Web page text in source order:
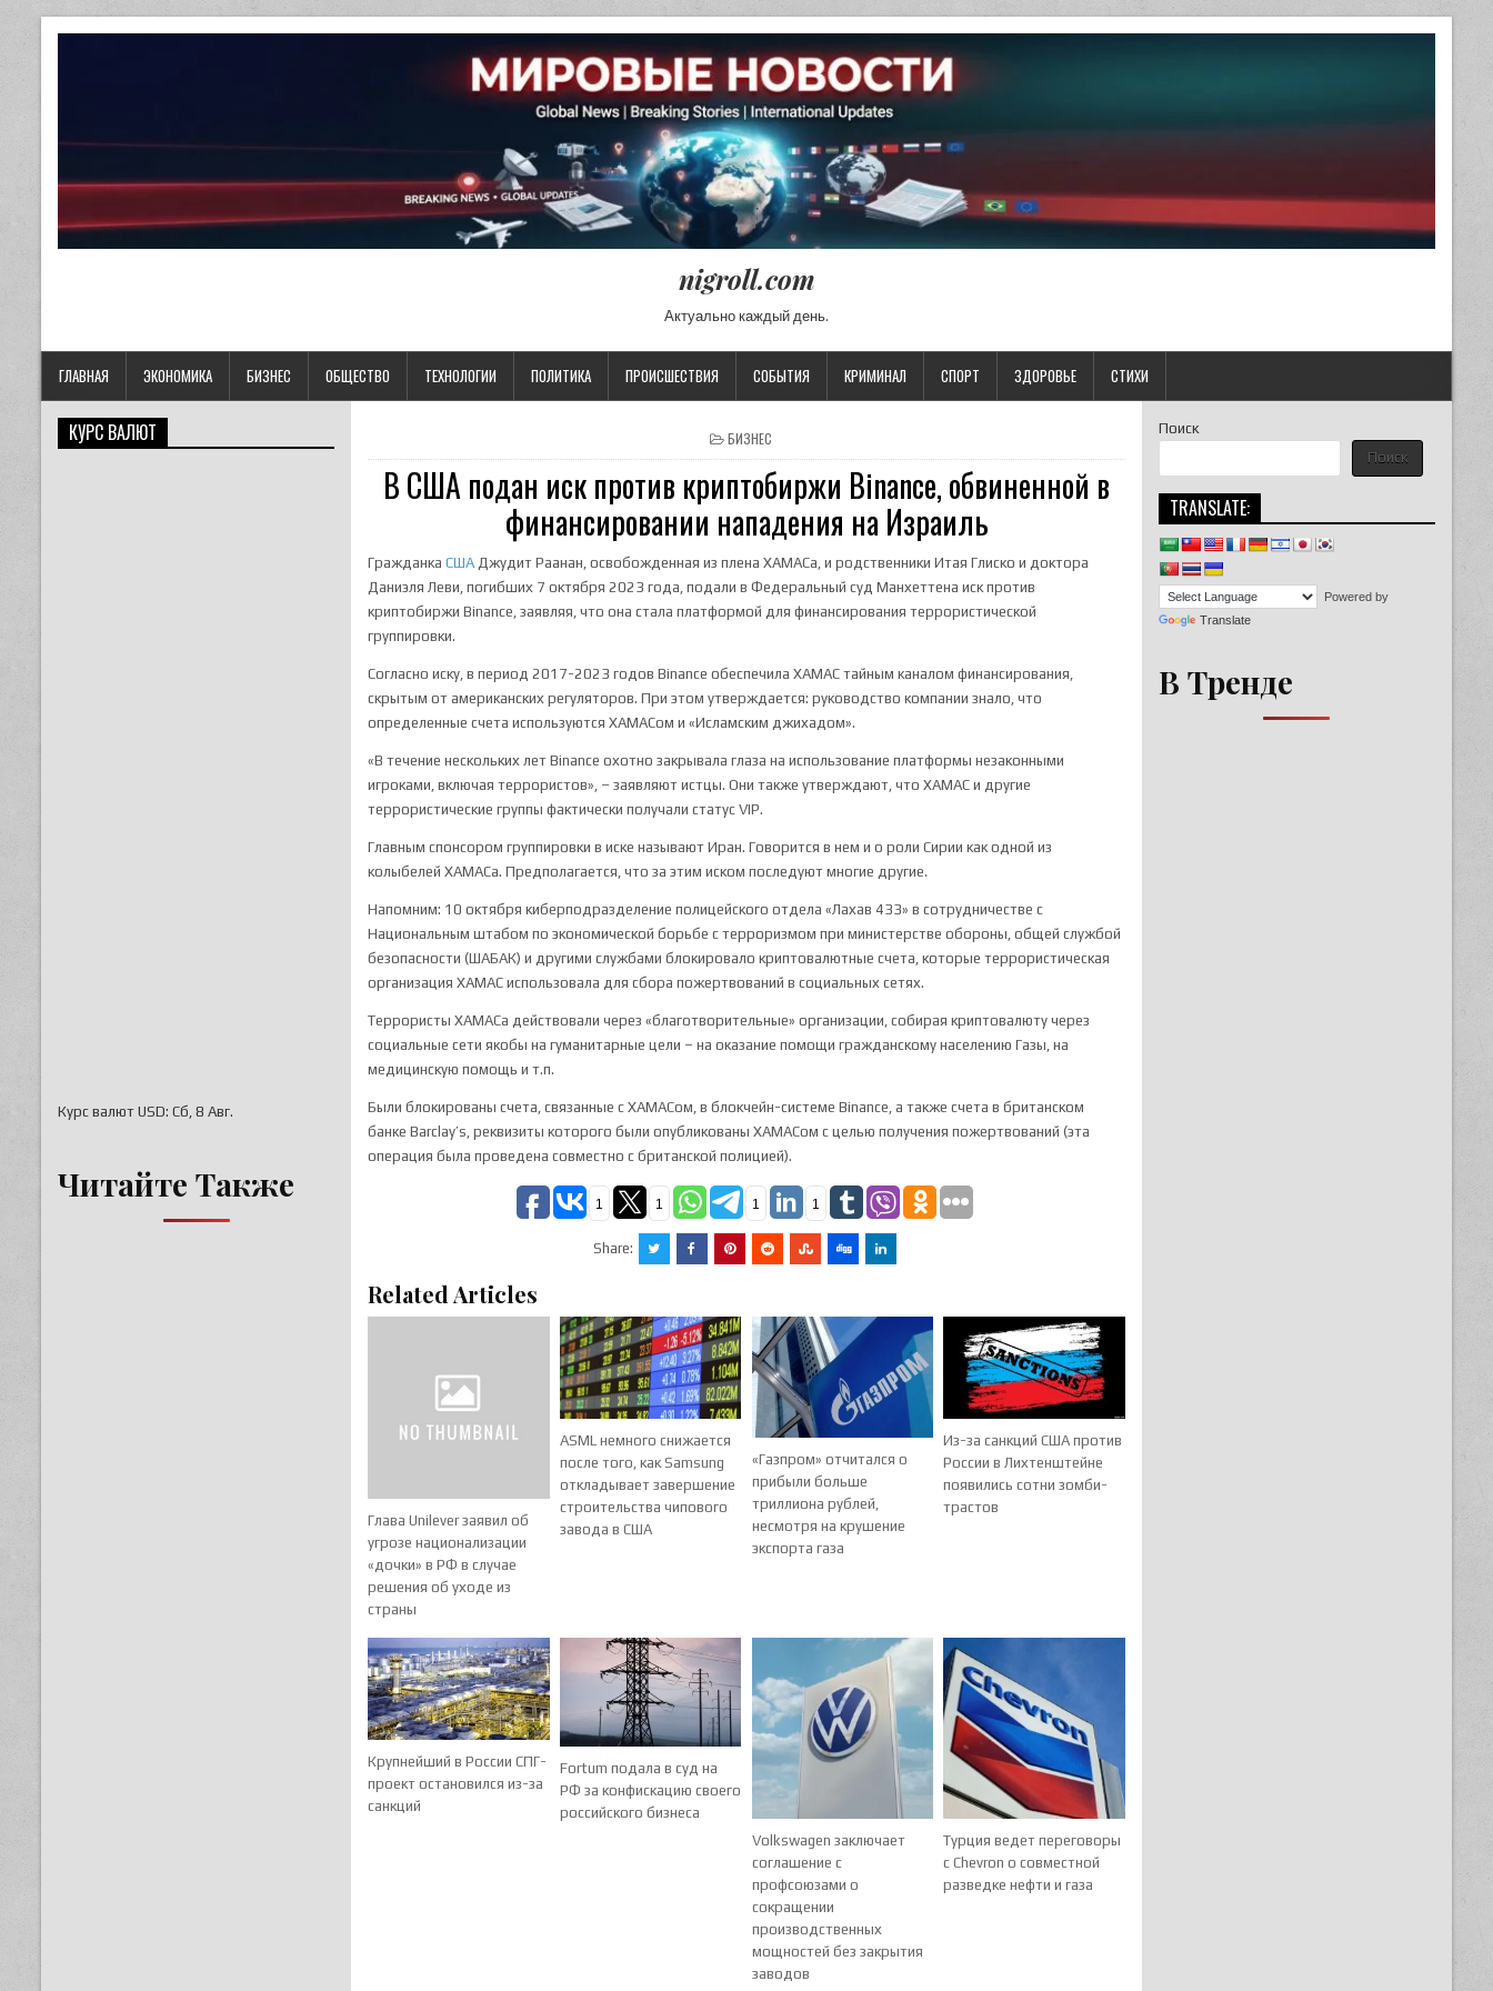
nigroll.com
Актуально каждый день.
ГЛАВНАЯ ЭКОНОМИКА БИЗНЕС ОБЩЕСТВО ТЕХНОЛОГИИ ПОЛИТИКА ПРОИСШЕСТВИЯ СОБЫТИЯ КРИМИНАЛ СПОРТ ЗДОРОВЬЕ СТИХИ
POSTED IN
БИЗНЕС
В США подан иск против криптобиржи Binance, обвиненной в
финансировании нападения на Израиль
ГражданкаСША Джудит Раанан, освобожденная из плена ХАМАСа, и родственники Итая Глиско и доктора
Даниэля Леви, погибших 7 октября 2023 года, подали в Федеральный суд Манхеттена иск против
криптобиржи Binance, заявляя, что она стала платформой для финансирования террористической
группировки.
Согласно иску, в период 2017-2023 годов Binance обеспечила ХАМАС тайным каналом финансирования,
скрытым от американских регуляторов. При этом утверждается: руководство компании знало, что
определенные счета используются ХАМАСом и «Исламским джихадом».
«В течение нескольких лет Binance охотно закрывала глаза на использование платформы незаконными
игроками, включая террористов», – заявляют истцы. Они также утверждают, что ХАМАС и другие
террористические группы фактически получали статус VIP.
Главным спонсором группировки в иске называют Иран. Говорится в нем и о роли Сирии как одной из
колыбелей ХАМАСа. Предполагается, что за этим иском последуют многие другие.
Напомним: 10 октября киберподразделение полицейского отдела «Лахав 433» в сотрудничестве с
Национальным штабом по экономической борьбе с терроризмом при министерстве обороны, общей службой
безопасности (ШАБАК) и другими службами блокировало криптовалютные счета, которые террористическая
организация ХАМАС использовала для сбора пожертвований в социальных сетях.
Террористы ХАМАСа действовали через «благотворительные» организации, собирая криптовалюту через
социальные сети якобы на гуманитарные цели – на оказание помощи гражданскому населению Газы, на
медицинскую помощь и т.п.
Были блокированы счета, связанные с ХАМАСом, в блокчейн-системе Binance, а также счета в британском
банке Barclay’s, реквизиты которого были опубликованы ХАМАСом с целью получения пожертвований (эта
операция была проведена совместно с британской полицией).
1 1 1 1
Share:
Related Articles
Глава Unilever заявил об
угрозе национализации
«дочки» в РФ в случае
решения об уходе из
страны
ASML немного снижается
после того, как Samsung
откладывает завершение
строительства чипового
завода в США
«Газпром» отчитался о
прибыли больше
триллиона рублей,
несмотря на крушение
экспорта газа
Из-за санкций США против
России в Лихтенштейне
появились сотни зомби-
трастов
Крупнейший в России СПГ-
проект остановился из-за
санкций
Fortum подала в суд на
РФ за конфискацию своего
российского бизнеса
Volkswagen заключает
соглашение с
профсоюзами о
сокращении
производственных
мощностей без закрытия
заводов
Турция ведет переговоры
с Chevron о совместной
разведке нефти и газа
Поиск
Поиск
TRANSLATE:
Powered by
Translate
В Тренде
КУРС ВАЛЮТ
Курс валют USD: Сб, 8 Авг.
Читайте Также